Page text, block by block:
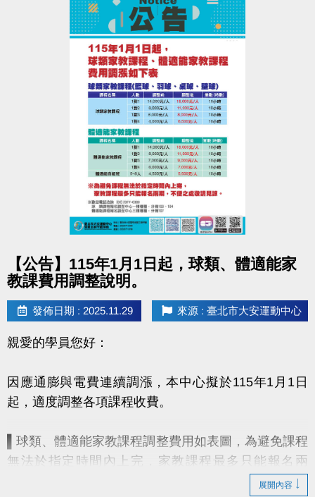
※須本人親自辦理，禁止代辦、禁止轉讓。
【公告】115年1月1日起，球類、體適能家
教課費用調整說明。
發佈日期 : 2025.11.29 來源 : 臺北市大安運動中心
親愛的學員您好：
因應通膨與電費連續調漲，本中心擬於115年1月1日
起，適度調整各項課程收費。
▌球類、體適能家教課程調整費用如表圖，為避免課程
無法於指定時間內上完，家教課程最多只能報名兩
展開內容